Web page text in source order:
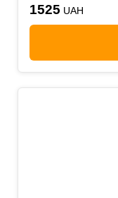
1525 UAH